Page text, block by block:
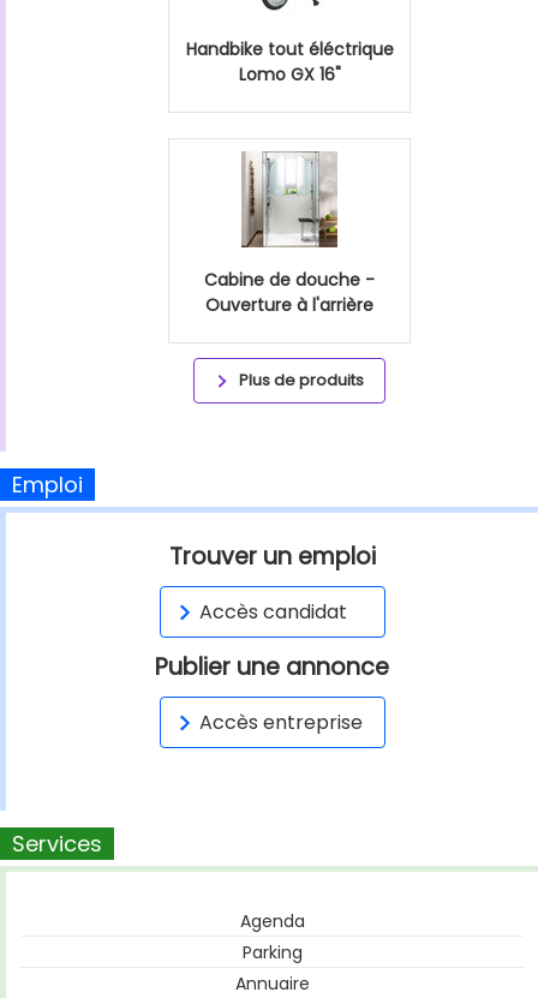
Handbike tout éléctrique
Lomo GX 16"
Cabine de douche -
Ouverture à l'arrière
Plus de produits
Emploi
Trouver un emploi
Accès candidat
Publier une annonce
Accès entreprise
Services
Agenda
Parking
Annuaire